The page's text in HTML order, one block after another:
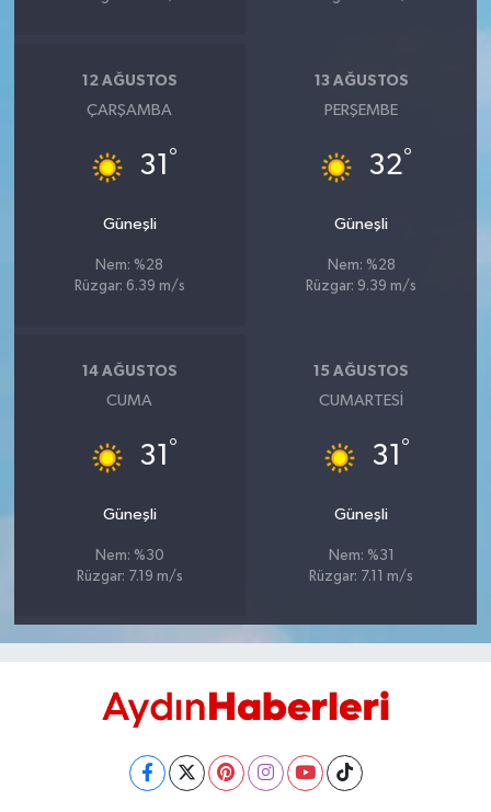
12 AĞUSTOS
ÇARŞAMBA
31 °
Güneşli
Nem: %28
Rüzgar: 6.39 m/s
13 AĞUSTOS
PERŞEMBE
32°
Güneşli
Nem: %28
Rüzgar: 9.39 m/s
14 AĞUSTOS
CUMA
31 °
Güneşli
Nem: %30
Rüzgar: 7.19 m/s
15 AĞUSTOS
CUMARTESI
31 °
Güneşli
Nem: %31
Rüzgar: 7.11 m/s
AYDIN
İZMİR
KÜTAHYA
MANİSA
MUĞLA
YURT